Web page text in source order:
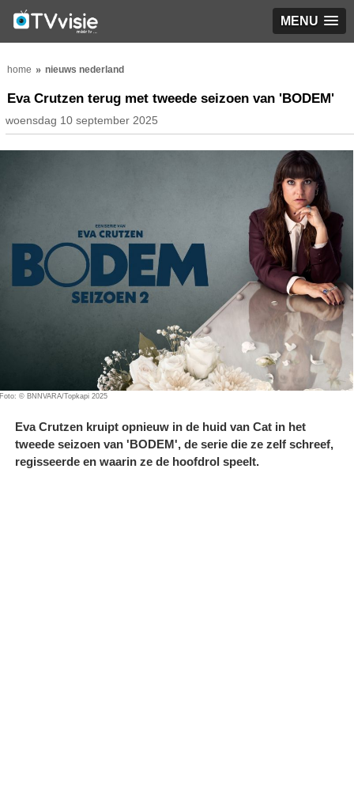
MENU
home nieuws nederland
Eva Crutzen terug met tweede seizoen van 'BODEM'
woensdag 10 september 2025
Foto: © BNNVARA/Topkapi 2025
Eva Crutzen kruipt opnieuw in de huid van Cat in het
tweede seizoen van 'BODEM', de serie die ze zelf schreef,
regisseerde en waarin ze de hoofdrol speelt.